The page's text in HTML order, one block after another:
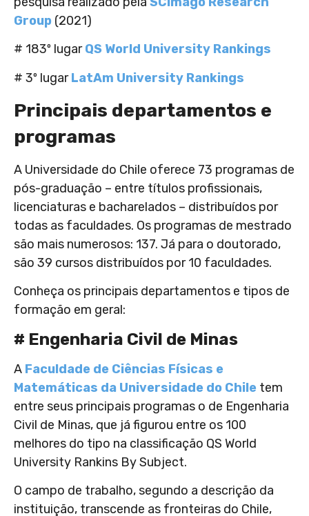
Group (2021)
# 183º lugarQS World University Rankings
# 3º lugarLatAm University Rankings
Principais departamentos e
programas
A Universidade do Chile oferece 73 programas de
pós-graduação – entre títulos profissionais,
licenciaturas e bacharelados – distribuídos por
todas as faculdades. Os programas de mestrado
são mais numerosos: 137. Já para o doutorado,
são 39 cursos distribuídos por 10 faculdades.
Conheça os principais departamentos e tipos de
formação em geral:
# Engenharia Civil de Minas
A Faculdade de Ciências Físicas e
Matemáticas da Universidade do Chile tem
entre seus principais programas o de Engenharia
Civil de Minas, que já figurou entre os 100
melhores do tipo na classificação QS World
University Rankins By Subject.
O campo de trabalho, segundo a descrição da
instituição, transcende as fronteiras do Chile,